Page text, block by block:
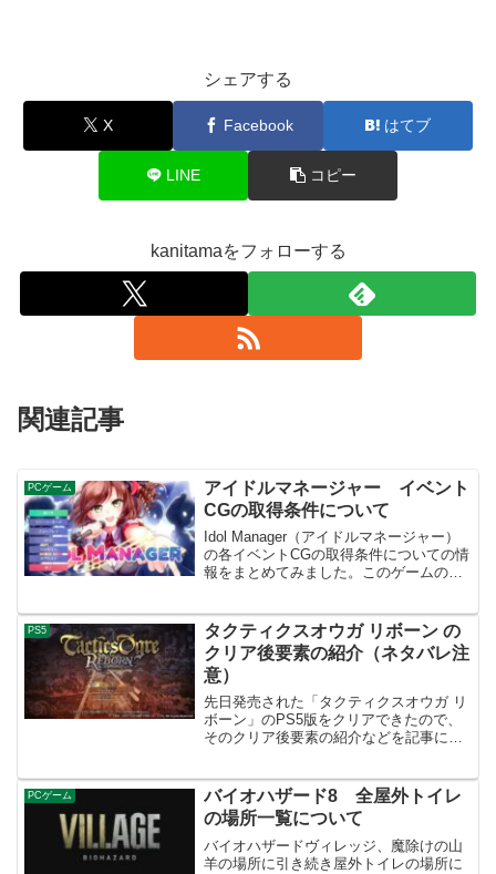
シェアする
X Facebook はてブ
LINE コピー
kanitamaをフォローする
関連記事
PCゲーム
アイドルマネージャー イベント
CGの取得条件について
Idol Manager（アイドルマネージャー）
の各イベントCGの取得条件についての情
報をまとめてみました。このゲームのイ
ます。実績に関連する攻略情報があまり
なく、個...
PS5
タクティクスオウガ リボーン の
クリア後要素の紹介（ネタバレ注
意）
先日発売された「タクティクスオウガ リ
ボーン」のPS5版をクリアできたので、
そのクリア後要素の紹介などを記事にし
ていく予定です。ネタバレ情報が当然あ
るので、気になる方は...
PCゲーム
バイオハザード8 全屋外トイレ
の場所一覧について
バイオハザードヴィレッジ、魔除けの山
羊の場所に引き続き屋外トイレの場所に